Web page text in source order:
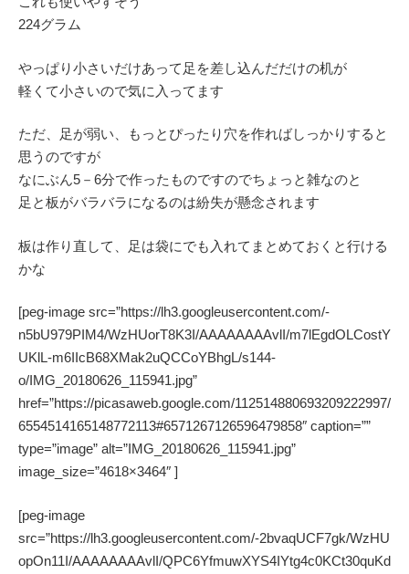
224グラム
やっぱり小さいだけあって足を差し込んだだけの机が
軽くて小さいので気に入ってます
ただ、足が弱い、もっとぴったり穴を作ればしっかりすると
思うのですが
なにぶん5－6分で作ったものですのでちょっと雑なのと
足と板がバラバラになるのは紛失が懸念されます
板は作り直して、足は袋にでも入れてまとめておくと行ける
かな
[peg-image src=”https://lh3.googleusercontent.com/-
n5bU979PIM4/WzHUorT8K3I/AAAAAAAAvlI/m7lEgdOLCostY
UKlL-m6IIcB68XMak2uQCCoYBhgL/s144-
o/IMG_20180626_115941.jpg”
href=”https://picasaweb.google.com/112514880693209222997/
6554514165148772113#6571267126596479858″ caption=””
type=”image” alt=”IMG_20180626_115941.jpg”
image_size=”4618×3464″ ]
[peg-image
src=”https://lh3.googleusercontent.com/-2bvaqUCF7gk/WzHU
opOn11I/AAAAAAAAvlI/QPC6YfmuwXYS4IYtg4c0KCt30quKd